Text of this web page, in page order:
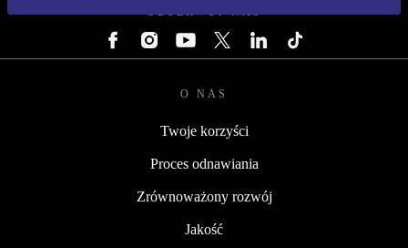
OBSERWUJ NAS
O NAS
Twoje korzyści
Proces odnawiania
Zrównoważony rozwój
Jakość